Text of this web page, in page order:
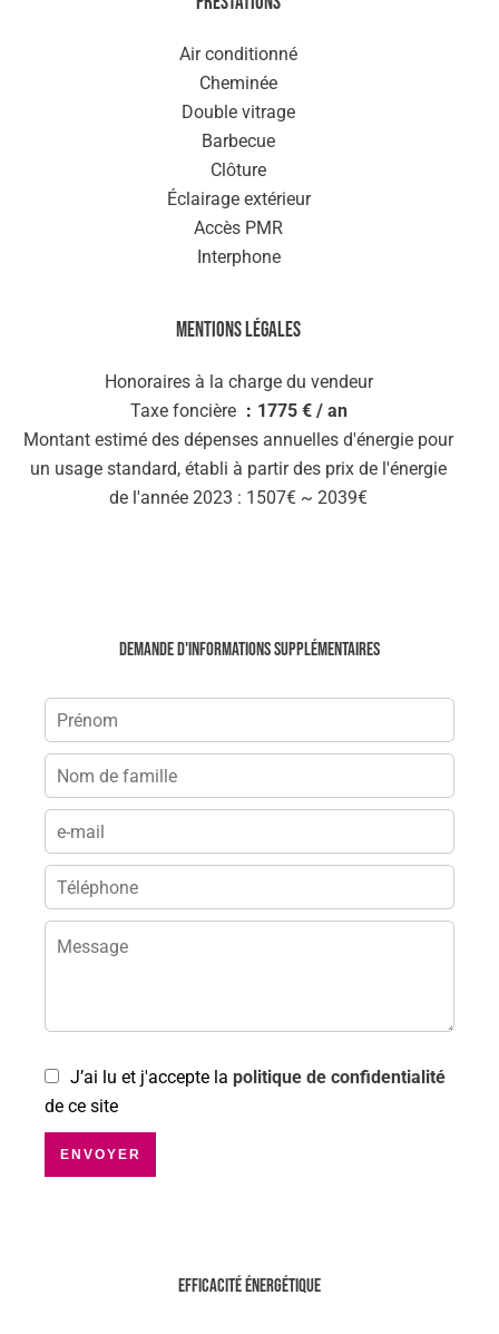
Air conditionné
Cheminée
Double vitrage
Barbecue
Clôture
Éclairage extérieur
Accès PMR
Interphone
Mentions légales
Honoraires à la charge du vendeur
Taxe foncière
1775 € / an
Montant estimé des dépenses annuelles d'énergie pour
un usage standard, établi à partir des prix de l'énergie
de l'année 2023 : 1507€ ~ 2039€
Demande d'informations supplémentaires
J’ai lu et j'accepte la politique de confidentialité
de ce site
ENVOYER
Efficacité énergétique